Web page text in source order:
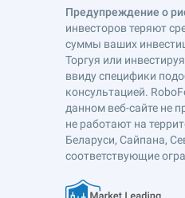
Предупреждение о
инвесторов теряют
суммы ваших
Торгуя или
ввиду специфики
консультацией.
данном веб-сайте не
не работают на
Беларуси, Сайпана,
соответствующие